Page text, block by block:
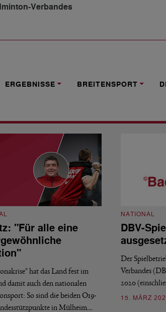
Verbandes
ERGEBNISSE BREITENSPORT
"Für alle eine
hat das Land fest im
damit auch den nationalen
So sind die beiden O19-
in Mülheim…
NATIONAL
DBV-
Der
Verbandes
2020
15. MÄRZ